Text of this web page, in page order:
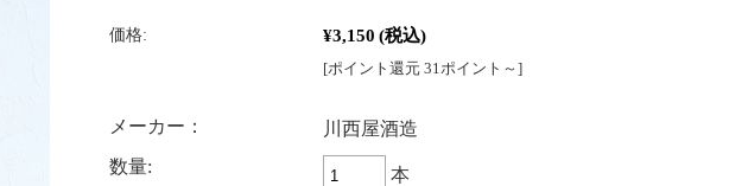
価格: ¥3,150 (税込)
[ポイント還元 31ポイント～]
メーカー：
川西屋酒造
数量:
本